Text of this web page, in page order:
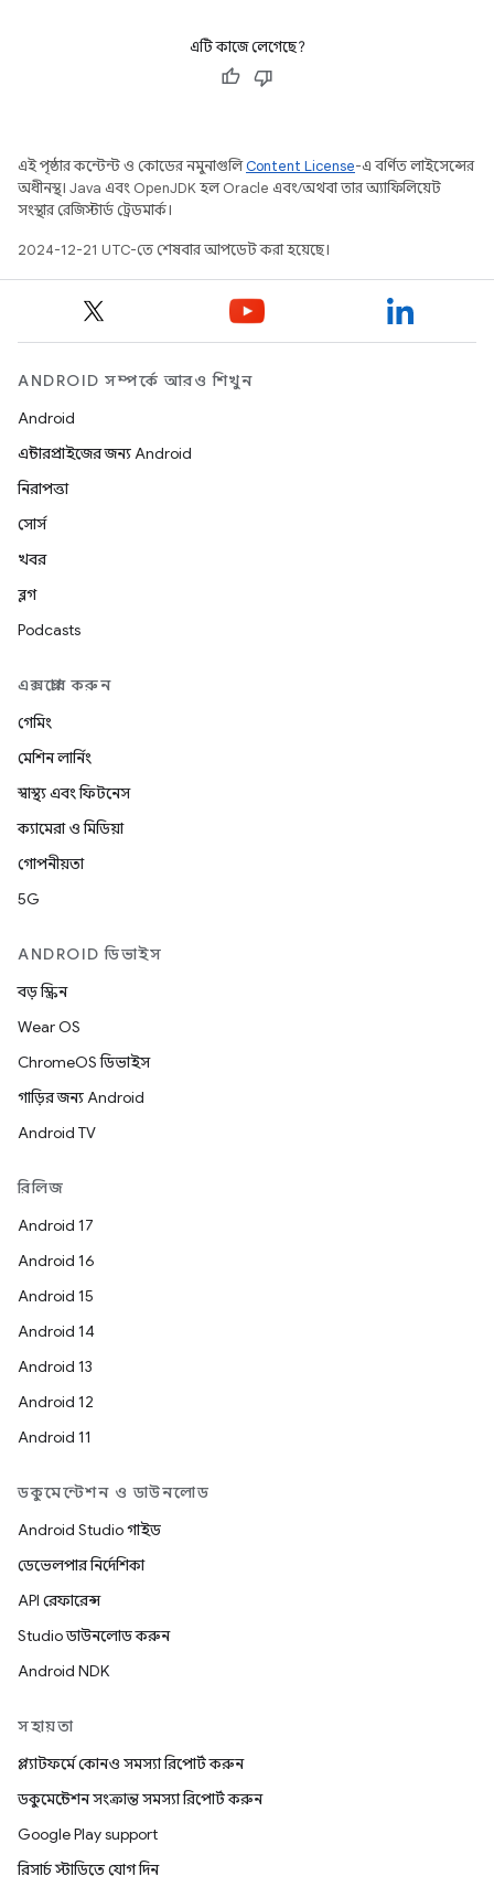
এটি কাজে লেগেছে?
এই পৃষ্ঠার কন্টেন্ট ও কোডের নমুনাগুলিContent License-এ বর্ণিত লাইসেন্সের
অধীনস্থ। Java এবং OpenJDK হল Oracle এবং/অথবা তার অ্যাফিলিয়েট
সংস্থার রেজিস্টার্ড ট্রেডমার্ক।
2024-12-21 UTC-তে শেষবার আপডেট করা হয়েছে।
ANDROID সম্পর্কে আরও শিখুন
Android
এন্টারপ্রাইজের জন্য Android
নিরাপত্তা
সোর্স
খবর
ব্লগ
Podcasts
এক্সপ্লোর করুন
গেমিং
মেশিন লার্নিং
স্বাস্থ্য এবং ফিটনেস
ক্যামেরা ও মিডিয়া
গোপনীয়তা
5G
ANDROID ডিভাইস
বড় স্ক্রিন
Wear OS
ChromeOS ডিভাইস
গাড়ির জন্য Android
Android TV
রিলিজ
Android 17
Android 16
Android 15
Android 14
Android 13
Android 12
Android 11
ডকুমেন্টেশন ও ডাউনলোড
Android Studio গাইড
ডেভেলপার নির্দেশিকা
API রেফারেন্স
Studio ডাউনলোড করুন
Android NDK
সহায়তা
প্ল্যাটফর্মে কোনও সমস্যা রিপোর্ট করুন
ডকুমেন্টেশন সংক্রান্ত সমস্যা রিপোর্ট করুন
Google Play support
রিসার্চ স্টাডিতে যোগ দিন